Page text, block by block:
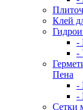
Клей
-
-
Пена
-
-
Сетки